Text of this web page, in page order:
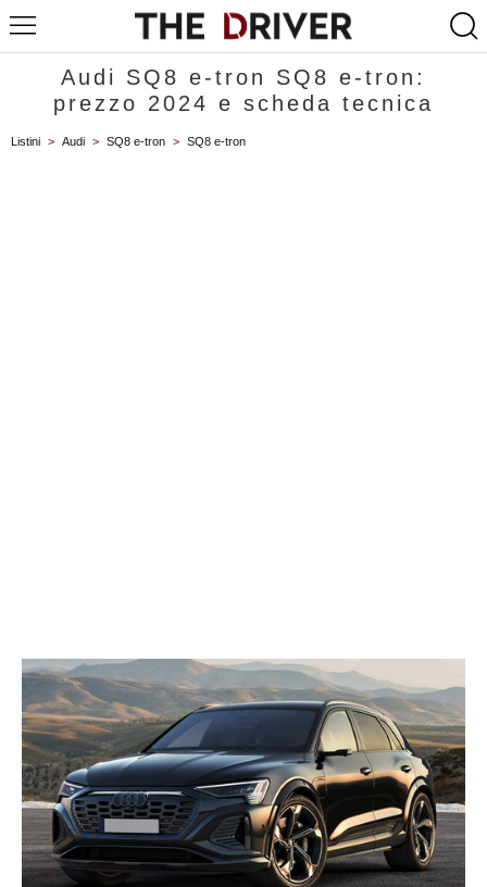
Audi SQ8 e-tron SQ8 e-tron:
prezzo 2024 e scheda tecnica
Listini > Audi > SQ8 e-tron > SQ8 e-tron